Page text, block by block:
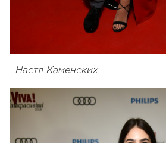
Настя Каменских